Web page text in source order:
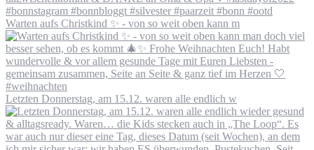
Warten aufs Christkind ✨ - von so weit oben kann m
Letzten Donnerstag, am 15.12. waren alle endlich w